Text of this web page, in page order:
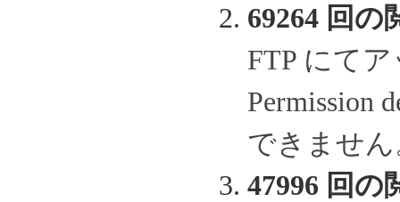
69264 回の
FTP にて
Permission
できません
47996 回の